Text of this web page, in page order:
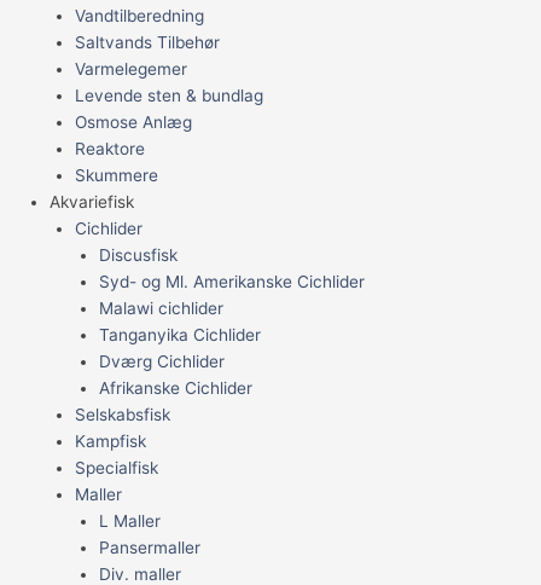
Vandtilberedning
Saltvands Tilbehør
Varmelegemer
Levende sten & bundlag
Osmose Anlæg
Reaktore
Skummere
Akvariefisk
Cichlider
Discusfisk
Syd- og Ml. Amerikanske Cichlider
Malawi cichlider
Tanganyika Cichlider
Dværg Cichlider
Afrikanske Cichlider
Selskabsfisk
Kampfisk
Specialfisk
Maller
L Maller
Pansermaller
Div. maller